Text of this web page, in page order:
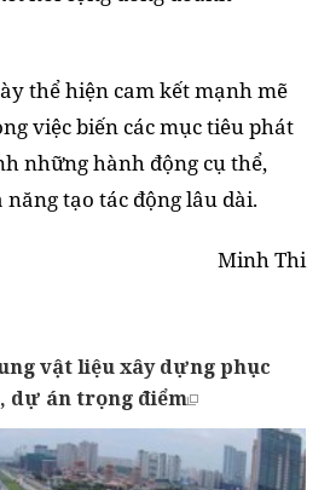
thể hiện cam kết mạnh mẽ
việc biến các mục tiêu phát
những hành động cụ thể,
tạo tác động lâu dài.
Minh Thi
vật liệu xây dựng phục
dự án trọng điểm